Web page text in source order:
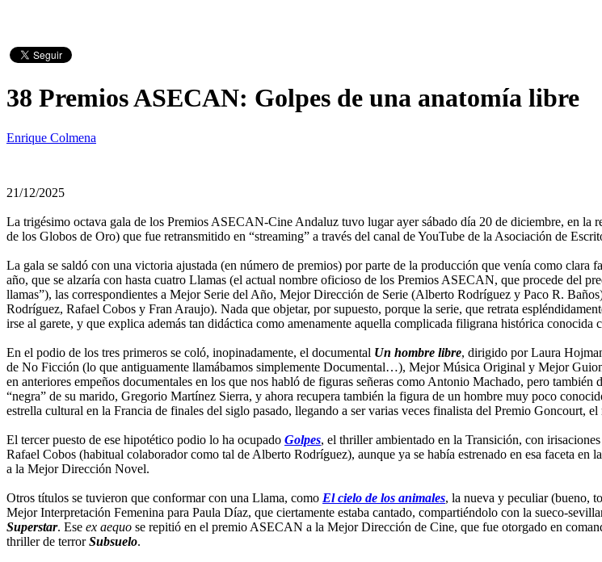
38 Premios ASECAN: Golpes de una anatomía libre
Enrique Colmena
21/12/2025
La trigésimo octava gala de los Premios ASECAN-Cine Andaluz tuvo lugar ayer sábado día 20 de diciembre, en la
de los Globos de Oro) que fue retransmitido en “streaming” a través del canal de YouTube de la Asociación de
La gala se saldó con una victoria ajustada (en número de premios) por parte de la producción que venía como clara
año, que se alzaría con hasta cuatro Llamas (el actual nombre oficioso de los Premios ASECAN, que procede del
llamas”), las correspondientes a Mejor Serie del Año, Mejor Dirección de Serie (Alberto Rodríguez y Paco R.
Rodríguez, Rafael Cobos y Fran Araujo). Nada que objetar, por supuesto, porque la serie, que retrata
irse al garete, y que explica además tan didáctica como amenamente aquella complicada filigrana histórica
En el podio de los tres primeros se coló, inopinadamente, el documental Un hombre libre, dirigido por Laura
de No Ficción (lo que antiguamente llamábamos simplemente Documental…), Mejor Música Original y Mejor
en anteriores empeños documentales en los que nos habló de figuras señeras como Antonio Machado, pero
“negra” de su marido, Gregorio Martínez Sierra, y ahora recupera también la figura de un hombre muy poco
estrella cultural en la Francia de finales del siglo pasado, llegando a ser varias veces finalista del Premio Goncourt,
El tercer puesto de ese hipotético podio lo ha ocupado Golpes, el thriller ambientado en la Transición, con
Rafael Cobos (habitual colaborador como tal de Alberto Rodríguez), aunque ya se había estrenado en esa faceta en
a la Mejor Dirección Novel.
Otros títulos se tuvieron que conformar con una Llama, como El cielo de los animales, la nueva y peculiar (bueno,
Mejor Interpretación Femenina para Paula Díaz, que ciertamente estaba cantado, compartiéndolo con la sueco-
Superstar. Ese ex aequo se repitió en el premio ASECAN a la Mejor Dirección de Cine, que fue otorgado en
thriller de terrorSubsuelo.